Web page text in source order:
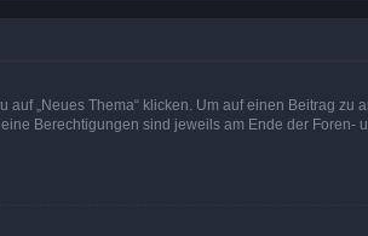
„Neues Thema“ klicken. Um auf einen Beitrag
Berechtigungen sind jeweils am Ende der Foren-